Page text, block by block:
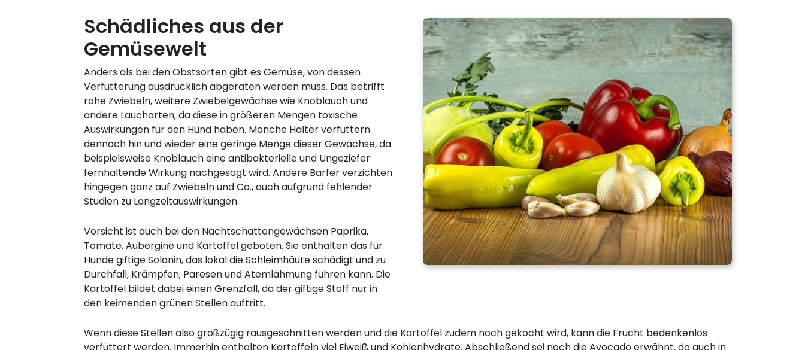
Schädliches aus der
Gemüsewelt
Anders als bei den Obstsorten gibt es Gemüse, von dessen
Verfütterung ausdrücklich abgeraten werden muss. Das betrifft
rohe Zwiebeln, weitere Zwiebelgewächse wie Knoblauch und
andere Laucharten, da diese in größeren Mengen toxische
Auswirkungen für den Hund haben. Manche Halter verfüttern
dennoch hin und wieder eine geringe Menge dieser Gewächse, da
beispielsweise Knoblauch eine antibakterielle und Ungeziefer
fernhaltende Wirkung nachgesagt wird. Andere Barfer verzichten
hingegen ganz auf Zwiebeln und Co., auch aufgrund fehlender
Studien zu Langzeitauswirkungen.
Vorsicht ist auch bei den Nachtschattengewächsen Paprika,
Tomate, Aubergine und Kartoffel geboten. Sie enthalten das für
Hunde giftige Solanin, das lokal die Schleimhäute schädigt und zu
Durchfall, Krämpfen, Paresen und Atemlähmung führen kann. Die
Kartoffel bildet dabei einen Grenzfall, da der giftige Stoff nur in
den keimenden grünen Stellen auftritt.
Wenn diese Stellen also großzügig rausgeschnitten werden und die Kartoffel zudem noch gekocht wird, kann die Frucht bedenkenlos